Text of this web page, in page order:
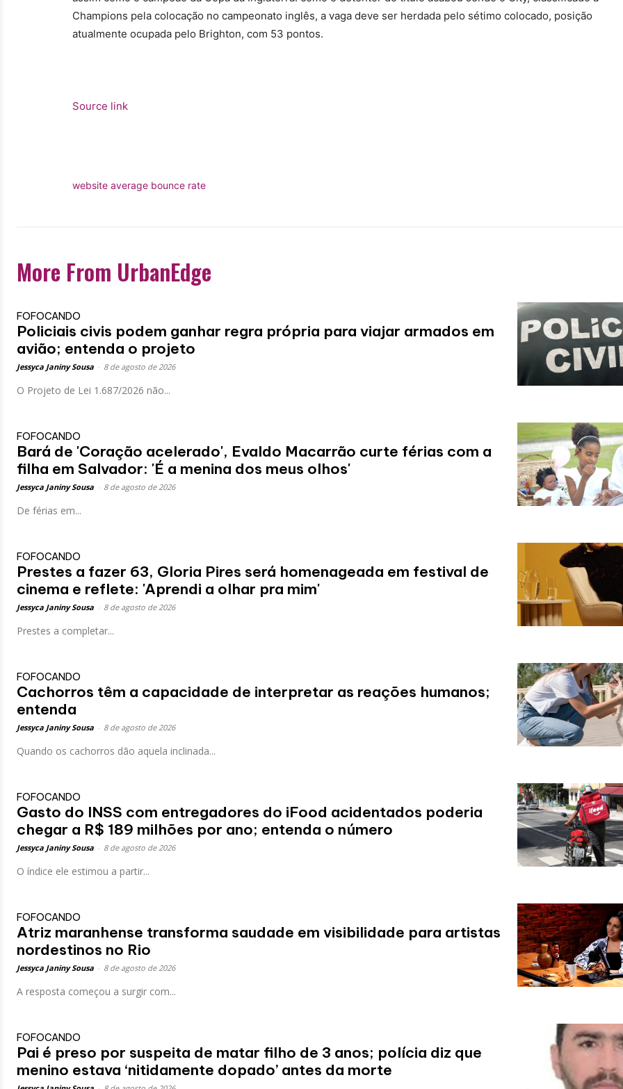
Champions pela colocação no campeonato inglês, a vaga deve ser herdada pelo sétimo colocado, posição
atualmente ocupada pelo Brighton, com 53 pontos.
Source link
website average bounce rate
More From UrbanEdge
FOFOCANDO
Policiais civis podem ganhar regra própria para viajar armados em
avião; entenda o projeto
Jessyca Janiny Sousa 8 de agosto de 2026
O Projeto de Lei 1.687/2026 não...
FOFOCANDO
Bará de 'Coração acelerado', Evaldo Macarrão curte férias com a
filha em Salvador: 'É a menina dos meus olhos'
Jessyca Janiny Sousa 8 de agosto de 2026
De férias em...
FOFOCANDO
Prestes a fazer 63, Gloria Pires será homenageada em festival de
cinema e reflete: 'Aprendi a olhar pra mim'
Jessyca Janiny Sousa 8 de agosto de 2026
Prestes a completar...
FOFOCANDO
Cachorros têm a capacidade de interpretar as reações humanos;
entenda
Jessyca Janiny Sousa 8 de agosto de 2026
Quando os cachorros dão aquela inclinada...
FOFOCANDO
Gasto do INSS com entregadores do iFood acidentados poderia
chegar a R$ 189 milhões por ano; entenda o número
Jessyca Janiny Sousa 8 de agosto de 2026
O índice ele estimou a partir...
FOFOCANDO
Atriz maranhense transforma saudade em visibilidade para artistas
nordestinos no Rio
Jessyca Janiny Sousa 8 de agosto de 2026
A resposta começou a surgir com...
FOFOCANDO
Pai é preso por suspeita de matar filho de 3 anos; polícia diz que
menino estava ‘nitidamente dopado’ antes da morte